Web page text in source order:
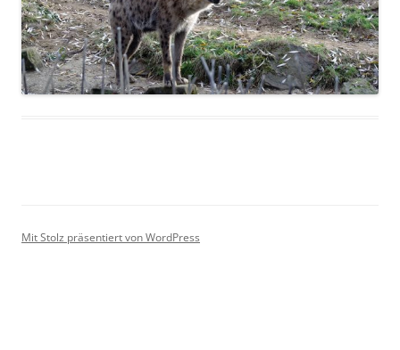
Mit Stolz präsentiert von WordPress